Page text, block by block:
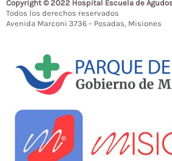
Copyright © 2022 Hospital Escuela de
Todos los derechos reservados
Avenida Marconi 3736 – Posadas, Misiones